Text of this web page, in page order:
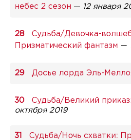
небес 2 сезон — 12 января
Судьба/Девочка-
Призматический фантазм —
Досье лорда Эль-
Судьба/Великий
октября 2019
Судьба/Ночь схватки: